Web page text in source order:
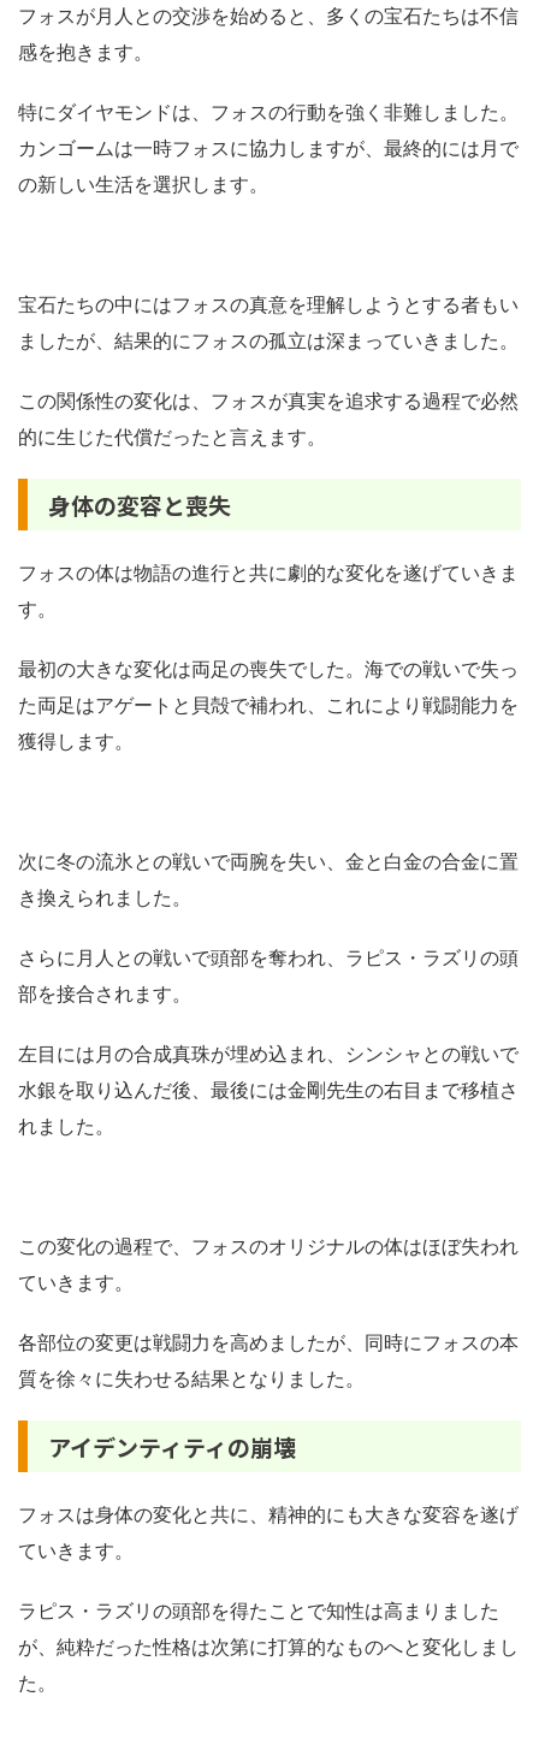
フォスが月人との交渉を始めると、多くの宝石たちは不信
感を抱きます。
特にダイヤモンドは、フォスの行動を強く非難しました。
カンゴームは一時フォスに協力しますが、最終的には月で
の新しい生活を選択します。
宝石たちの中にはフォスの真意を理解しようとする者もい
ましたが、結果的にフォスの孤立は深まっていきました。
この関係性の変化は、フォスが真実を追求する過程で必然
的に生じた代償だったと言えます。
身体の変容と喪失
フォスの体は物語の進行と共に劇的な変化を遂げていきま
す。
最初の大きな変化は両足の喪失でした。海での戦いで失っ
た両足はアゲートと貝殻で補われ、これにより戦闘能力を
獲得します。
次に冬の流氷との戦いで両腕を失い、金と白金の合金に置
き換えられました。
さらに月人との戦いで頭部を奪われ、ラピス・ラズリの頭
部を接合されます。
左目には月の合成真珠が埋め込まれ、シンシャとの戦いで
水銀を取り込んだ後、最後には金剛先生の右目まで移植さ
れました。
この変化の過程で、フォスのオリジナルの体はほぼ失われ
ていきます。
各部位の変更は戦闘力を高めましたが、同時にフォスの本
質を徐々に失わせる結果となりました。
アイデンティティの崩壊
フォスは身体の変化と共に、精神的にも大きな変容を遂げ
ていきます。
ラピス・ラズリの頭部を得たことで知性は高まりました
が、純粋だった性格は次第に打算的なものへと変化しまし
た。